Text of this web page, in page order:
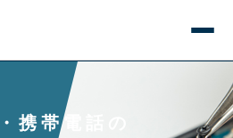
携帯電話の